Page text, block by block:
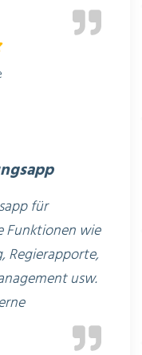
für
Funktionen wie
Regierapporte,
usw.